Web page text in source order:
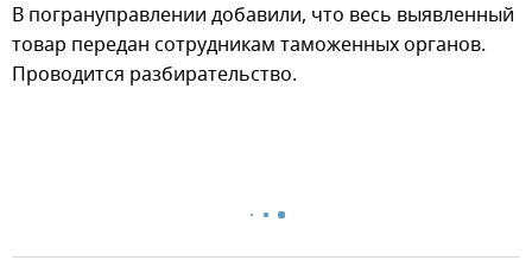
В погрануправлении добавили, что весь выявленный
товар передан сотрудникам таможенных органов.
Проводится разбирательство.